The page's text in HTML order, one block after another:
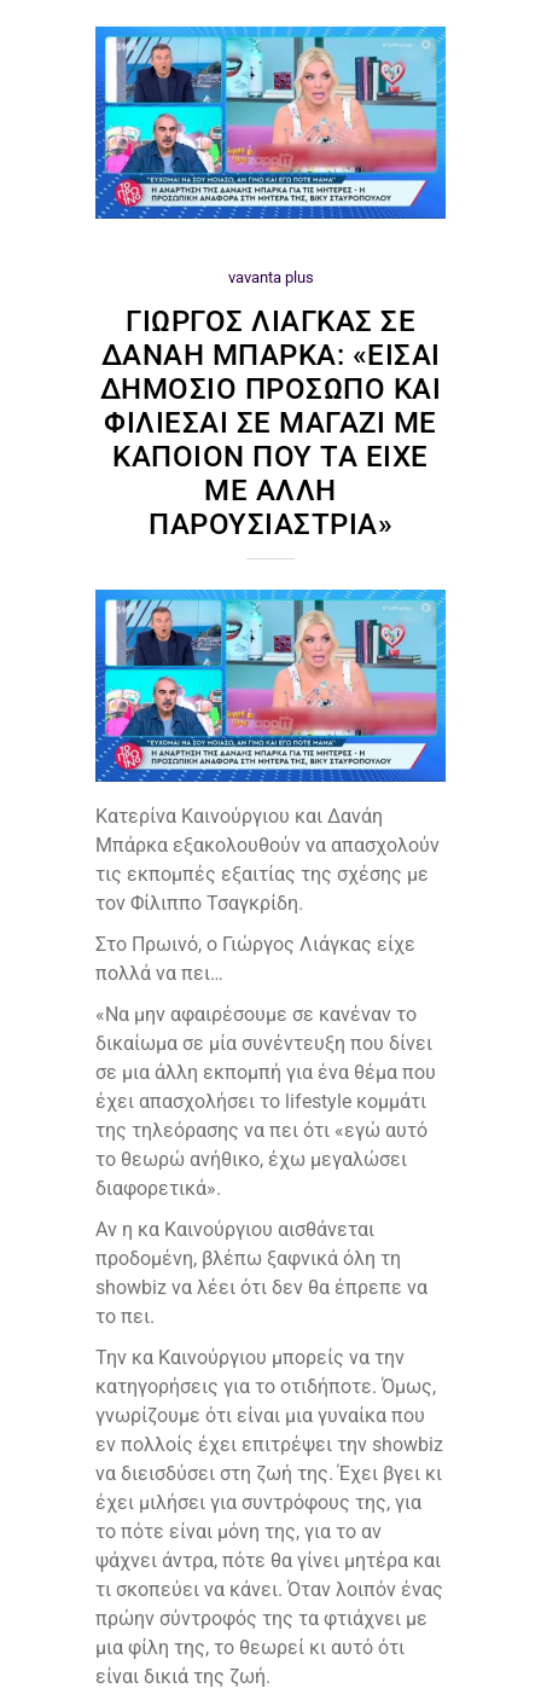
vavanta plus
ΓΙΏΡΓΟΣ ΛΙΆΓΚΑΣ ΣΕ
ΔΑΝΆΗ ΜΠΆΡΚΑ: «ΕΊΣΑΙ
ΔΗΜΌΣΙΟ ΠΡΌΣΩΠΟ ΚΑΙ
ΦΙΛΙΈΣΑΙ ΣΕ ΜΑΓΑΖΊ ΜΕ
ΚΆΠΟΙΟΝ ΠΟΥ ΤΑ ΕΊΧΕ
ΜΕ ΆΛΛΗ
ΠΑΡΟΥΣΙΆΣΤΡΙΑ»
Κατερίνα Καινούργιου και Δανάη
Μπάρκα εξακολουθούν να απασχολούν
τις εκπομπές εξαιτίας της σχέσης με
τον Φίλιππο Τσαγκρίδη.
Στο Πρωινό, ο Γιώργος Λιάγκας είχε
πολλά να πει…
«Να μην αφαιρέσουμε σε κανέναν το
δικαίωμα σε μία συνέντευξη που δίνει
σε μια άλλη εκπομπή για ένα θέμα που
έχει απασχολήσει το lifestyle κομμάτι
της τηλεόρασης να πει ότι «εγώ αυτό
το θεωρώ ανήθικο, έχω μεγαλώσει
διαφορετικά».
Αν η κα Καινούργιου αισθάνεται
προδομένη, βλέπω ξαφνικά όλη τη
showbiz να λέει ότι δεν θα έπρεπε να
το πει.
Την κα Καινούργιου μπορείς να την
κατηγορήσεις για το οτιδήποτε. Όμως,
γνωρίζουμε ότι είναι μια γυναίκα που
εν πολλοίς έχει επιτρέψει την showbiz
να διεισδύσει στη ζωή της. Έχει βγει κι
έχει μιλήσει για συντρόφους της, για
το πότε είναι μόνη της, για το αν
ψάχνει άντρα, πότε θα γίνει μητέρα και
τι σκοπεύει να κάνει. Όταν λοιπόν ένας
πρώην σύντροφός της τα φτιάχνει με
μια φίλη της, το θεωρεί κι αυτό ότι
είναι δικιά της ζωή.